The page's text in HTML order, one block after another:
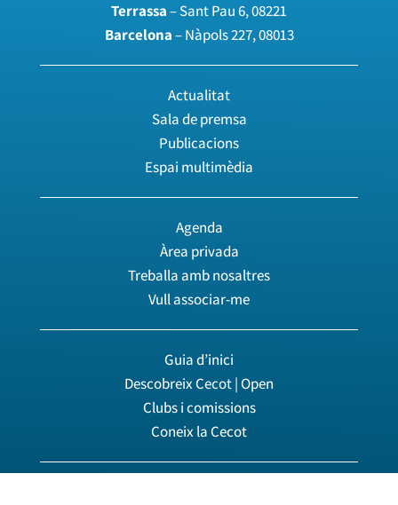
Terrassa– Sant Pau 6, 08221
Barcelona– Nàpols 227, 08013
Actualitat
Sala de premsa
Publicacions
Espai multimèdia
Agenda
Àrea privada
Treballa amb nosaltres
Vull associar-me
Guia d’inici
Descobreix Cecot | Open
Clubs i comissions
Coneix la Cecot